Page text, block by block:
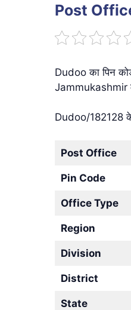
Post
Dudoo का पिन
Jammukashmir
Dudoo/182128 के
Post Office
Pin Code
Office Type
Region
Division
District
State